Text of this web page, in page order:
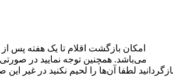
امکان بازگشت اقلام تا یک هفته پس از
می‌باشد. همچنین توجه نمایید در صورتی